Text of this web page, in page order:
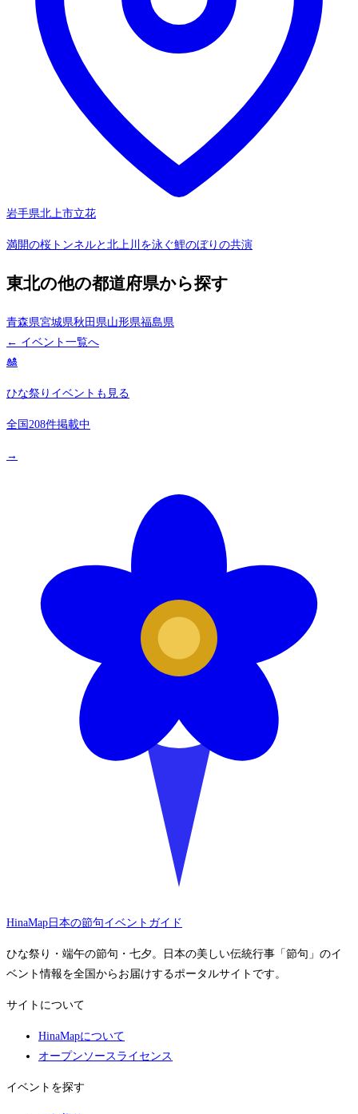
岩手県北上市立花
満開の桜トンネルと北上川を泳ぐ鯉のぼりの共演
東北の他の都道府県から探す
青森県宮城県秋田県山形県福島県
← イベント一覧へ
🎎
ひな祭りイベントも見る
全国208件掲載中
→
HinaMap 日本の節句イベントガイド
ひな祭り・端午の節句・七夕。日本の美しい伝統行事「節句」のイ
ベント情報を全国からお届けするポータルサイトです。
サイトについて
HinaMapについて
オープンソースライセンス
イベントを探す